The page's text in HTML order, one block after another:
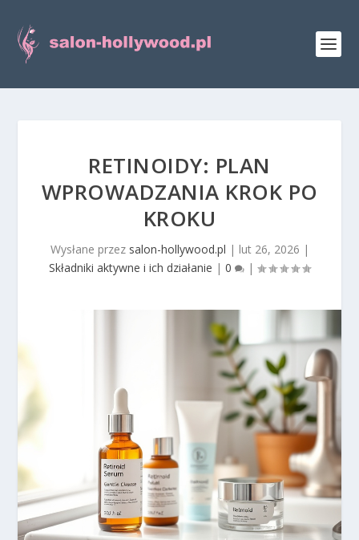
RETINOIDY: PLAN
WPROWADZANIA KROK PO
KROKU
Wysłane przez salon-hollywood.pl | lut 26, 2026 |
Składniki aktywne i ich działanie | 0 |